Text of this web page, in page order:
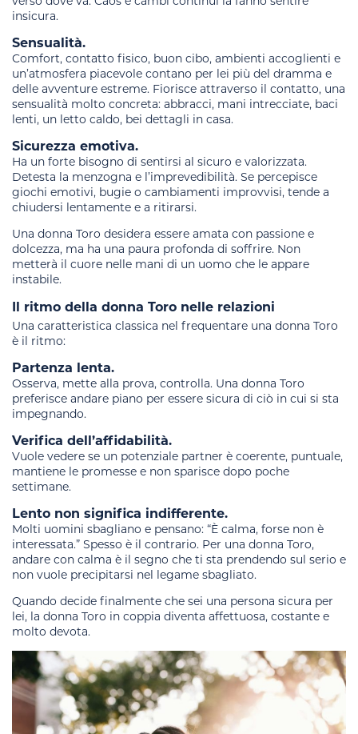
insicura.
Sensualità.
Comfort, contatto fisico, buon cibo, ambienti accoglienti e
un’atmosfera piacevole contano per lei più del dramma e
delle avventure estreme. Fiorisce attraverso il contatto, una
sensualità molto concreta: abbracci, mani intrecciate, baci
lenti, un letto caldo, bei dettagli in casa.
Sicurezza emotiva.
Ha un forte bisogno di sentirsi al sicuro e valorizzata.
Detesta la menzogna e l’imprevedibilità. Se percepisce
giochi emotivi, bugie o cambiamenti improvvisi, tende a
chiudersi lentamente e a ritirarsi.
Una donna Toro desidera essere amata con passione e
dolcezza, ma ha una paura profonda di soffrire. Non
metterà il cuore nelle mani di un uomo che le appare
instabile.
Il ritmo della donna Toro nelle relazioni
Una caratteristica classica nel frequentare una donna Toro
è il ritmo:
Partenza lenta.
Osserva, mette alla prova, controlla. Una donna Toro
preferisce andare piano per essere sicura di ciò in cui si sta
impegnando.
Verifica dell’affidabilità.
Vuole vedere se un potenziale partner è coerente, puntuale,
mantiene le promesse e non sparisce dopo poche
settimane.
Lento non significa indifferente.
Molti uomini sbagliano e pensano: “È calma, forse non è
interessata.” Spesso è il contrario. Per una donna Toro,
andare con calma è il segno che ti sta prendendo sul serio e
non vuole precipitarsi nel legame sbagliato.
Quando decide finalmente che sei una persona sicura per
lei, la donna Toro in coppia diventa affettuosa, costante e
molto devota.